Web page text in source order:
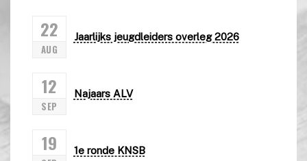
22
AUG
Jaarlijks jeugdleiders overleg 2026
12
SEP
Najaars ALV
19 1e ronde KNSB